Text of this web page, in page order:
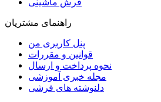
راهنمای مشتریان
پنل کاربری من
قوانین و مقررات
نحوه پرداخت و ارسال
مجله خبری آموزشی
دلنوشته های فرشی